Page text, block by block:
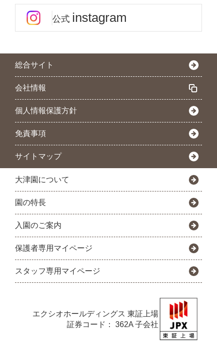
公式 instagram
総合サイト
会社情報
個人情報保護方針
免責事項
サイトマップ
大津園について
園の特長
入園のご案内
保護者専用マイページ
スタッフ専用マイページ
エクシオホールディングス 東証上場
証券コード： 362A 子会社